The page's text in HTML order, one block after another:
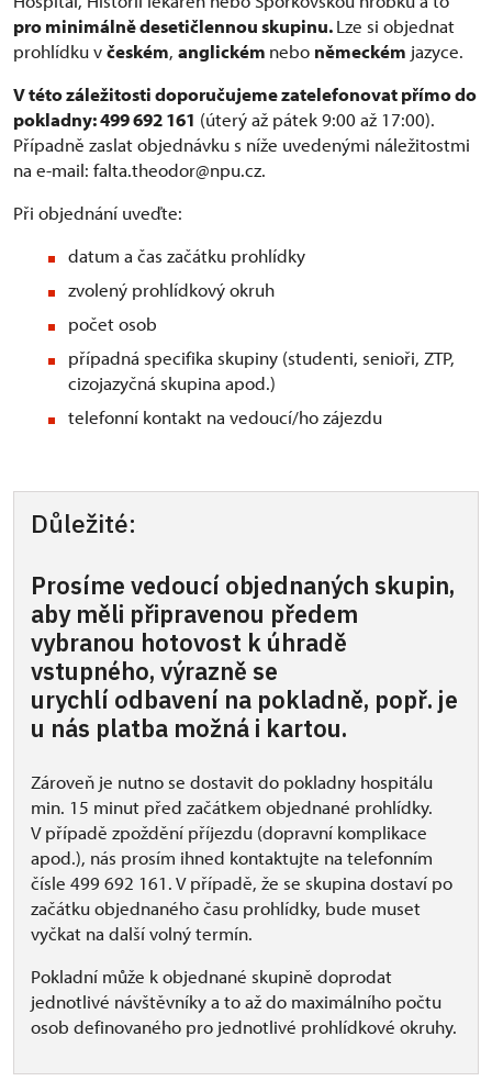
pro minimálně desetičlennou skupinu.Lze si objednat
prohlídku včeském, anglickém nebo německém jazyce.
V této záležitosti doporučujeme zatelefonovat přímo do
pokladny: 499 692 161 (úterý až pátek 9:00 až 17:00).
Případně zaslat objednávku s níže uvedenými náležitostmi
na e-mail: falta.theodor@npu.cz.
Při objednání uveďte:
datum a čas začátku prohlídky
zvolený prohlídkový okruh
počet osob
případná specifika skupiny (studenti, senioři, ZTP,
cizojazyčná skupina apod.)
telefonní kontakt na vedoucí/ho zájezdu
Důležité:
Prosíme vedoucí objednaných skupin,
aby měli připravenou předem
vybranou hotovost k úhradě
vstupného, výrazně se
urychlí odbavení na pokladně, popř. je
u nás platba možná i kartou.
Zároveň je nutno se dostavit do pokladny hospitálu
min. 15 minut před začátkem objednané prohlídky.
V případě zpoždění příjezdu (dopravní komplikace
apod.), nás prosím ihned kontaktujte na telefonním
čísle 499 692 161. V případě, že se skupina dostaví po
začátku objednaného času prohlídky, bude muset
vyčkat na další volný termín.
Pokladní může k objednané skupině doprodat
jednotlivé návštěvníky a to až do maximálního počtu
osob definovaného pro jednotlivé prohlídkové okruhy.